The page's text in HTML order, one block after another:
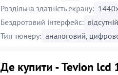
Роздільна здатність екрану:
Бездротовий інтерфейс: відсутній
Тип тюнеру: аналоговий,
Де купити - Tevion lcd